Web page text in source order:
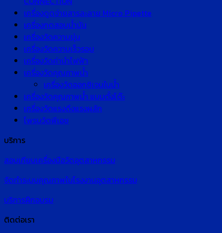
เครื่องดูดจ่ายสารละลาย Micro Pipette
เครื่องทดสอบน้ำมัน
เครื่องวัดความขุ่น
เครื่องวัดความเร็วรอบ
เครื่องวัดค่านำไฟฟ้า
เครื่องวัดคุณภาพน้ำ
เครื่องวัดออกซิเจนในน้ำ
เครื่องวัดคุณภาพน้ำ แบบตั้งโต๊ะ
เครื่องวัดแรงดึงแรงผลัก
โพรบวัดพีเอช
บริการ
สอบเทียบเครื่องมือวัดอุตสาหกรรม
จัดทำระบบคุณภาพในโรงงานอุตสาหกรรม
บริการฝึกอบรม
ติดต่อเรา